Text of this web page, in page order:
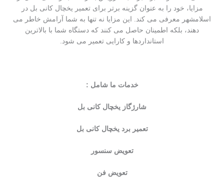
مزایا، خود را به عنوان گزینه برتر برای تعمیر یخچال کانی بل در
اسلامشهر معرفی می کند. این مزایا نه تنها به شما آرامش خاطر می
دهند، بلکه اطمینان حاصل می کنند که دستگاه شما با بالاترین
استانداردها و کارایی تعمیر می شود.
خدمات ما شامل :
شارژگاز یخچال کانی بل
تعمیر برد یخچال کانی بل
تعویض سنسور
تعویض فن